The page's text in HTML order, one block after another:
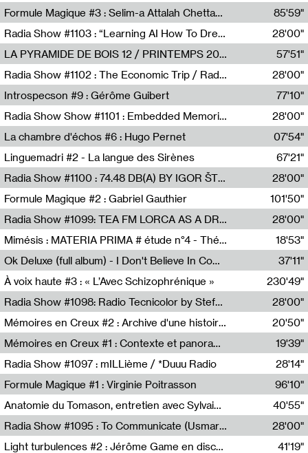
Nathalie Lacroix
Formule Magique #3 : Selim-a Attalah Chettaoui
Nathalie Lacroix,Selim-a Attalah Chettaoui
85'59"
Radia Show #1103 : “Learning AI How To Dream” by Sebastian Dingens (Radio Campus Bruxelles)
Radio Campus Bruxelles
28'00"
LA PYRAMIDE DE BOIS 12 / PRINTEMPS 2026
Sammy Stein
57'51"
Radia Show #1102 : The Economic Trip / Radio Grenouille
Radio Grenouille
28'00"
Introspecson #9 : Gérôme Guibert
Pierre Henry,Gérôme Guibert
77'10"
Radia Show Show #1101 : Embedded Memories by Jimmy Peggie / radioart106
Jimmy Peggie,radioart106
28'00"
La chambre d'échos #6 : Hugo Pernet
Revue Les Chambres,Hugo Pernet
07'54"
Linguemadri #2 - La langue des Sirènes
Meris Angioletti
67'21"
Radia Show #1100 : 74.48 DB(A) BY IGOR ŠTROMAJER FOR RADIO X
radio x
28'00"
Formule Magique #2 : Gabriel Gauthier
Nathalie Lacroix,Gabriel Gauthier
101'50"
Radia Show #1099: TEA FM LORCA AS A DREAM
TEAFM
28'00"
Mimésis : MATERIA PRIMA # étude n°4 - Théâtre de l’Aquarium
Francesco Russo,Scuola della Crisi
18'53"
Ok Deluxe (full album) - I Don't Believe In Computing
37'11"
À voix haute #3 : « L’Avec Schizophrénique »
230'49"
Radia Show #1098: Radio Tecnicolor by Stefan Nussbaumer & Georg Zichy (Radio Orange 94.0)
Radio Orange 94.0
28'00"
Mémoires en Creux #2 : Archive d'une histoire artistique
Sophie Auger-Grappin
20'50"
Mémoires en Creux #1 : Contexte et panorama
Sophie Auger-Grappin
19'39"
Radia Show #1097 : mILLième / *Duuu Radio
28'14"
Formule Magique #1 : Virginie Poitrasson
Nathalie Lacroix,Virginie Poitrasson
96'10"
Anatomie du Tomason, entretien avec Sylvain Cardonnel
Loraine Baud,Sylvain Cardonnel
40'55"
Radia Show #1095 : To Communicate (Usmaradio)
Usmaradio
28'00"
Light turbulences #2 : Jérôme Game en discussion avec Thomas Corlin
41'19"